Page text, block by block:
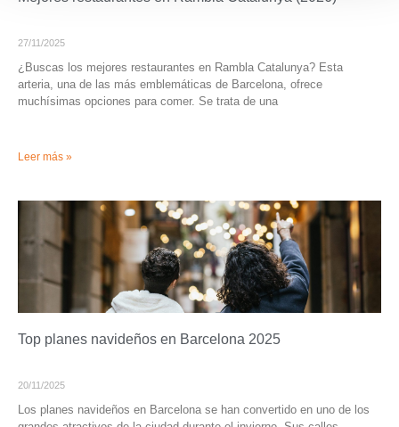
27/11/2025
¿Buscas los mejores restaurantes en Rambla Catalunya? Esta
arteria, una de las más emblemáticas de Barcelona, ofrece
muchísimas opciones para comer. Se trata de una
Leer más »
Top planes navideños en Barcelona 2025
20/11/2025
Los planes navideños en Barcelona se han convertido en uno de los